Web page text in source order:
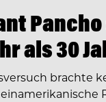
als 30
brachte